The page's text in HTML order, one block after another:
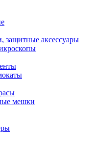
защитные аксессуары
мешки